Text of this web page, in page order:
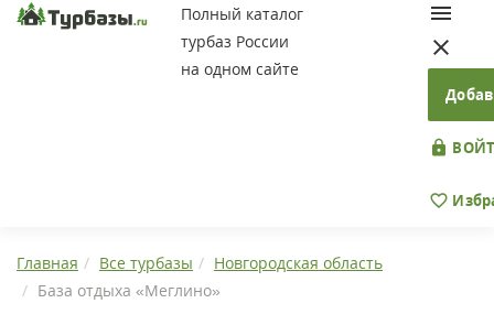
Полный каталог
турбаз России
на одном сайте
Главная Все турбазы
Новгородская область
База отдыха «Меглино»